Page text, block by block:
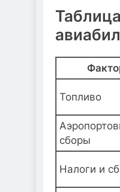
Топливо
сборы
Налоги и